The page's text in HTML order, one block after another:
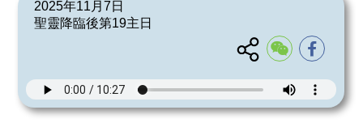
2025年11月7日
聖靈降臨後第19主日